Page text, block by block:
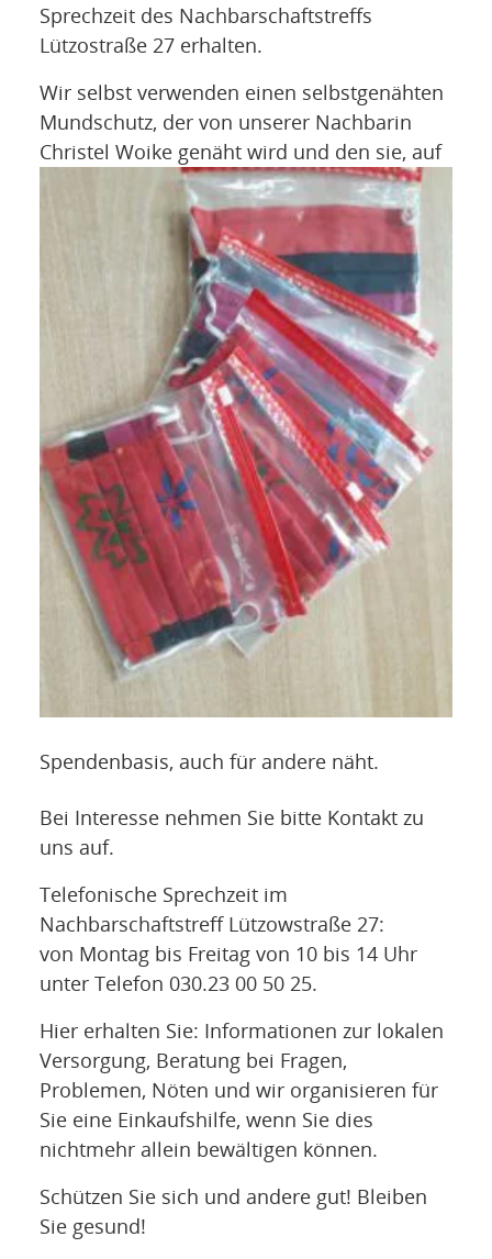
Sprechzeit des Nachbarschaftstreffs
Lützostraße 27 erhalten.
Wir selbst verwenden einen selbstgenähten
Mundschutz, der von unserer Nachbarin
Christel Woike genäht wird und den sie, auf
Spendenbasis, auch für andere näht.
Bei Interesse nehmen Sie bitte Kontakt zu
uns auf.
Telefonische Sprechzeit im
Nachbarschaftstreff Lützowstraße 27:
von Montag bis Freitag von 10 bis 14 Uhr
unter Telefon 030.23 00 50 25.
Hier erhalten Sie: Informationen zur lokalen
Versorgung, Beratung bei Fragen,
Problemen, Nöten und wir organisieren für
Sie eine Einkaufshilfe, wenn Sie dies
nichtmehr allein bewältigen können.
Schützen Sie sich und andere gut! Bleiben
Sie gesund!